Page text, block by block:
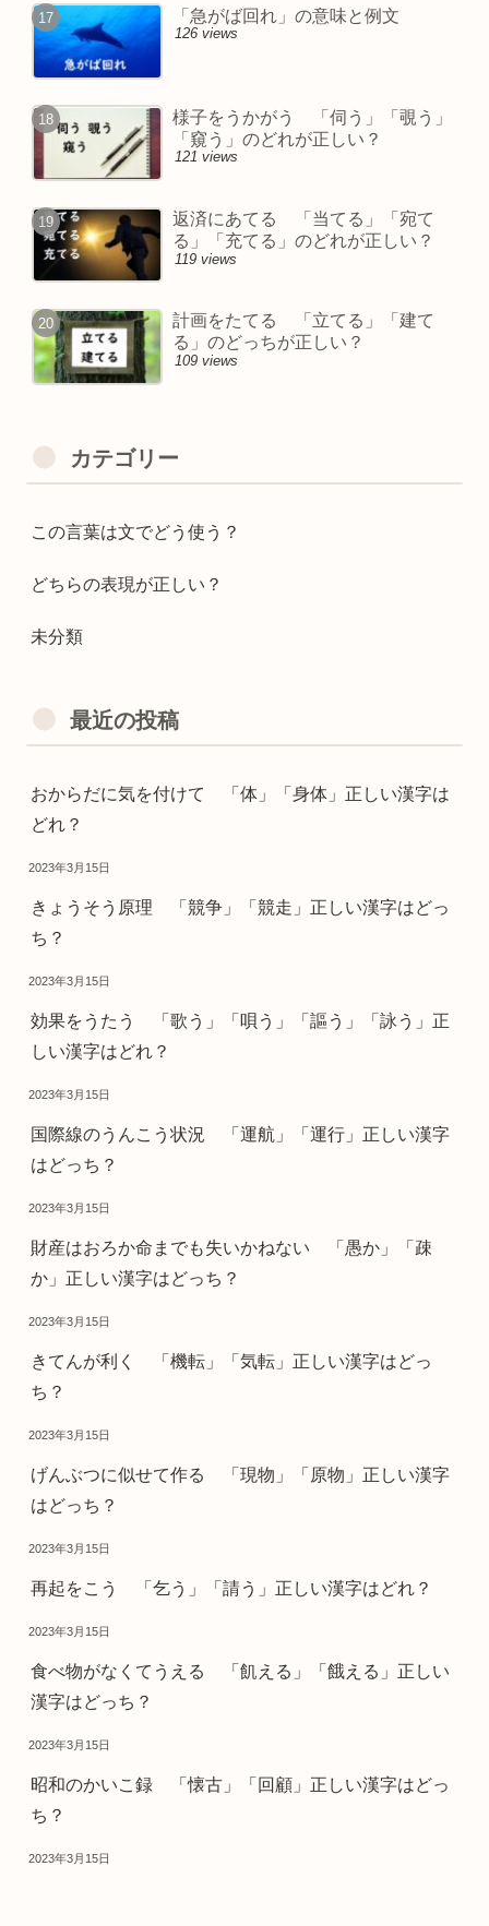
「急がば回れ」の意味と例文
126 views
様子をうかがう 「伺う」「覗う」
「窺う」のどれが正しい？
121 views
返済にあてる 「当てる」「宛て
る」「充てる」のどれが正しい？
119 views
計画をたてる 「立てる」「建て
る」のどっちが正しい？
109 views
カテゴリー
この言葉は文でどう使う？
どちらの表現が正しい？
未分類
最近の投稿
おからだに気を付けて 「体」「身体」正しい漢字は
どれ？
2023年3月15日
きょうそう原理 「競争」「競走」正しい漢字はどっ
ち？
2023年3月15日
効果をうたう 「歌う」「唄う」「謳う」「詠う」正
しい漢字はどれ？
2023年3月15日
国際線のうんこう状況 「運航」「運行」正しい漢字
はどっち？
2023年3月15日
財産はおろか命までも失いかねない 「愚か」「疎
か」正しい漢字はどっち？
2023年3月15日
きてんが利く 「機転」「気転」正しい漢字はどっ
ち？
2023年3月15日
げんぶつに似せて作る 「現物」「原物」正しい漢字
はどっち？
2023年3月15日
再起をこう 「乞う」「請う」正しい漢字はどれ？
2023年3月15日
食べ物がなくてうえる 「飢える」「餓える」正しい
漢字はどっち？
2023年3月15日
昭和のかいこ録 「懐古」「回顧」正しい漢字はどっ
ち？
2023年3月15日